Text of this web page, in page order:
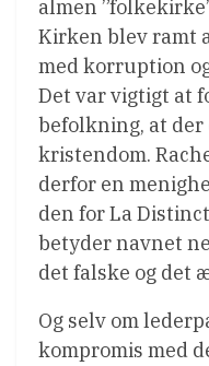
almen
Kirken blev ramt
med korruption
Det var vigtigt at
befolkning, at der
kristendom.
derfor en
den for La
betyder navnet
det falske og det
Og selv om
kompromis med